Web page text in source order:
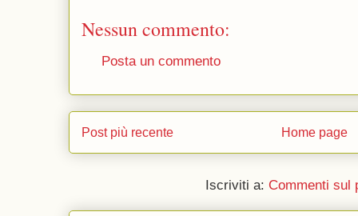
Nessun commento:
Posta un commento
Post più recente Home page
Iscriviti a: Commenti sul